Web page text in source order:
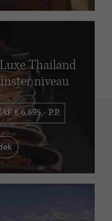
Thailand
niveau
€ 6.895,- P.P.